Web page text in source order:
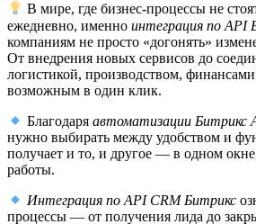
В мире, где бизнес-процессы не
ежедневно, именно интеграция по API
компаниям не просто «догонять»
От внедрения новых сервисов до
логистикой, производством,
возможным в один клик.
Благодаряавтоматизации Битрикс
нужно выбирать между удобством и
получает и то, и другое — в одном
работы.
Интеграция по API CRM Битрикс
процессы — от получения лида до